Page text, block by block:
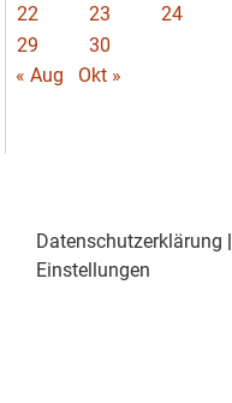
22
23 24
29
30
« Aug
Okt »
Datenschutzerklärung |
Einstellungen